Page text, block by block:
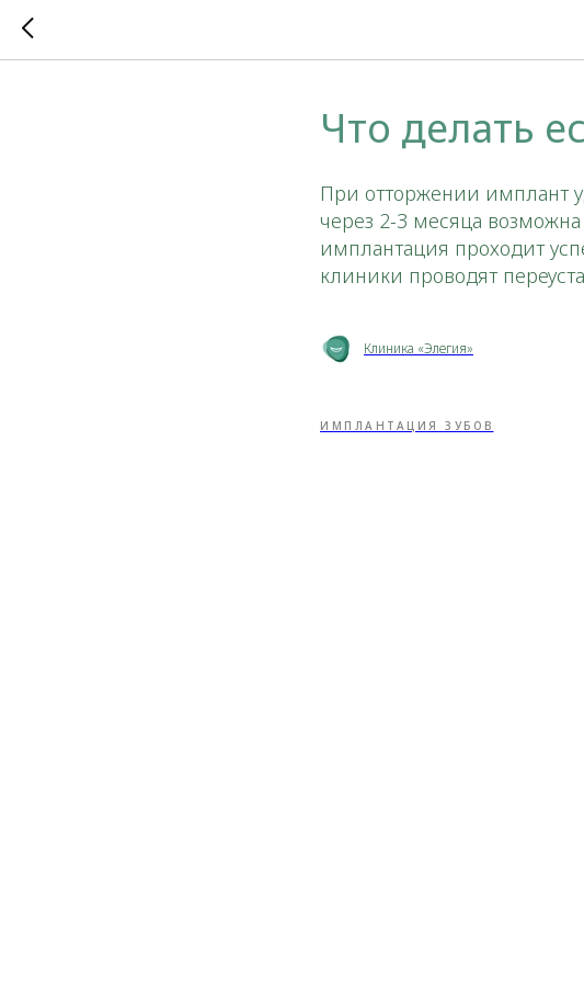
Что делать
При отторжении имплант
через 2-3 месяца
имплантация проходит
клиники проводят
Клиника «Элегия»
ИМПЛАНТАЦИЯ ЗУБОВ